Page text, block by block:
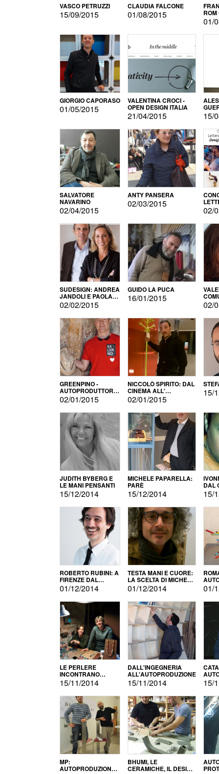
VASCO PETRUZZI
15/09/2015
CLAUDIA FALCONE
01/08/2015
01/
GIORGIO CAPORASO
01/05/2015
VALENTINA CROCI -
OPEN DESIGN ITALIA
21/04/2015 15/
SALVATORE
NAVARINO
02/04/2015
ANTY PANSERA
02/03/2015
02/
SUDESIGN: ANDREA
JANDOLI E PAOLA
PISAPIA
02/02/2015
GUIDO LA PUCA
16/01/2015
02/
GREENPINO -
AUTOPRODUTTORE
PER AMORE
02/01/2015
NICCOLÒ SPIRITO: DAL
CINEMA ALL'
AUTOPRODUZIONE
02/01/2015
15/
JUDITH BYBERG E
LE MANI PENSANTI
15/12/2014
MICHELE PAPARELLA:
PARÈ
15/12/2014
DAL
15/
ROBERTO RUBINI: A
FIRENZE DAL
PRODOTTO ALLA
PROMOZIONE
01/12/2014
TESTA MANI E CUORE:
LA SCELTA DI MICHELE
BARBERIO
01/12/2014 01/
LE PERLERE
INCONTRANO
L'AUTOPRODUZIONE
15/11/2014
DALL'INGEGNERIA
ALL'AUTOPRODUZIONE
15/11/2014 15/
MP:
AUTOPRODUZIONE
BHUMI, LE
CERAMICHE, IL DESIGN